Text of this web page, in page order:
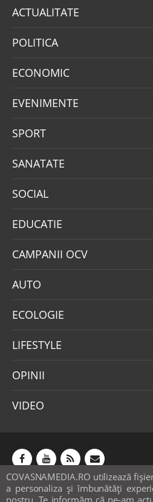
ACTUALITATE
POLITICA
ECONOMIC
EVENIMENTE
SPORT
SANATATE
SOCIAL
EDUCATIE
CAMPANII OCV
AUTO
ECOLOGIE
LIFESTYLE
OPINII
VIDEO
COVASNAMEDIA.RO utilizează
a personaliza și îmbunătăți
nostru. Te informăm că ne-am
Abonamente Publicitate
Contact
Sondaje POLITICA